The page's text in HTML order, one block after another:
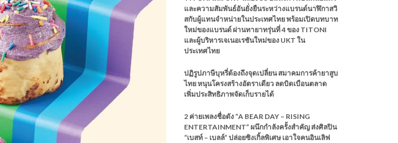
และความสัมพันธ์อันยั่งยืนระหว่างแบรนด์นาฬิกาสวิ
สกับผู้แทนจำหน่ายในประเทศไทย พร้อมเปิดบทบาท
ใหม่ของแบรนด์ ผ่านทายาทรุ่นที่ 4 ของ TITONI
และผู้บริหารเจเนอเรชันใหม่ของ UKT ใน
ประเทศไทย
ปฏิรูปภาษีบุหรี่ต้องถึงจุดเปลี่ยน สมาคมการค้ายาสูบ
ไทย หนุนโครงสร้างอัตราเดียว ลดบิดเบือนตลาด
เพิ่มประสิทธิภาพจัดเก็บรายได้
2 ค่ายเพลงชื่อดัง “A BEAR DAY – RISING
ENTERTAINMENT” ผนึกกำลังครั้งสำคัญ ส่งศิลปิน
“เบสท์ – เบลล์” ปล่อยซิงเกิ้ลพิเศษ เอาใจคนอินเลิฟ